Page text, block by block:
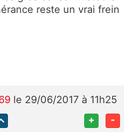
reste un vrai frein
le 29/06/2017 à 11h25
+ -